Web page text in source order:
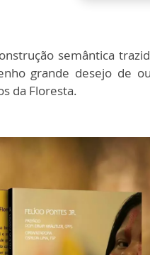
semântica
grande desejo de
da Floresta.